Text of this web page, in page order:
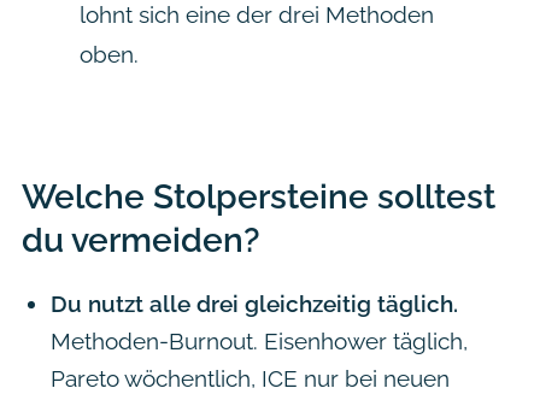
lohnt sich eine der drei Methoden
oben.
Welche Stolpersteine solltest
du vermeiden?
Du nutzt alle drei gleichzeitig täglich.
Methoden-Burnout. Eisenhower täglich,
Pareto wöchentlich, ICE nur bei neuen